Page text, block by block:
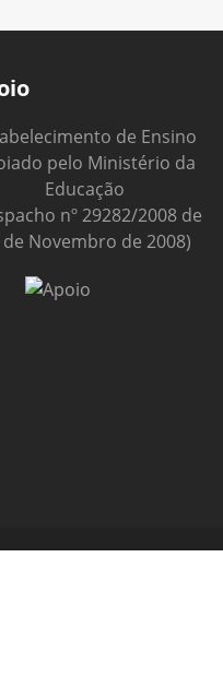
de Ensino
pelo Ministério da
Educação
nº 29282/2008 de
de Novembro de 2008)